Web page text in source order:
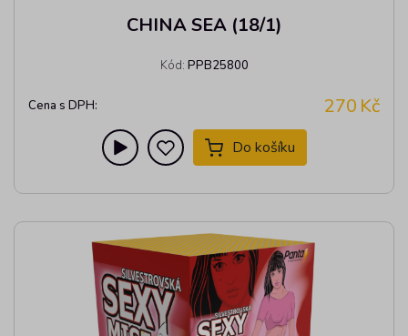
CHINA SEA (18/1)
Kód: PPB25800
Cena s DPH: 270 Kč
Do košíku